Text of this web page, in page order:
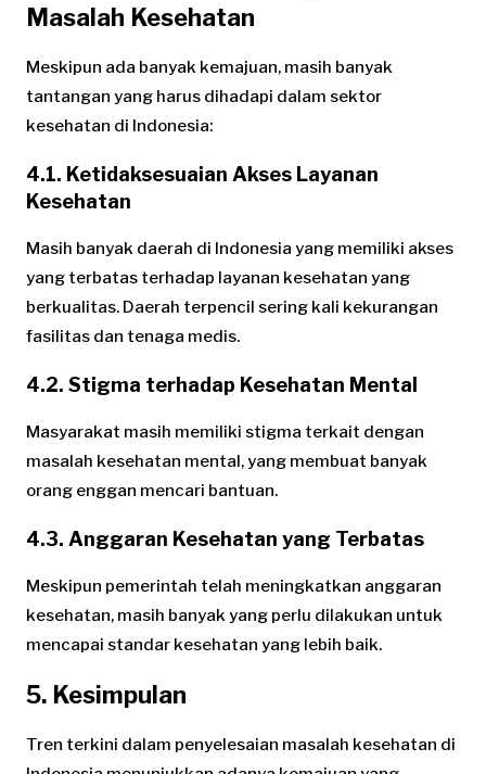
Masalah Kesehatan
Meskipun ada banyak kemajuan, masih banyak
tantangan yang harus dihadapi dalam sektor
kesehatan di Indonesia:
4.1. Ketidaksesuaian Akses Layanan
Kesehatan
Masih banyak daerah di Indonesia yang memiliki akses
yang terbatas terhadap layanan kesehatan yang
berkualitas. Daerah terpencil sering kali kekurangan
fasilitas dan tenaga medis.
4.2. Stigma terhadap Kesehatan Mental
Masyarakat masih memiliki stigma terkait dengan
masalah kesehatan mental, yang membuat banyak
orang enggan mencari bantuan.
4.3. Anggaran Kesehatan yang Terbatas
Meskipun pemerintah telah meningkatkan anggaran
kesehatan, masih banyak yang perlu dilakukan untuk
mencapai standar kesehatan yang lebih baik.
5. Kesimpulan
Tren terkini dalam penyelesaian masalah kesehatan di